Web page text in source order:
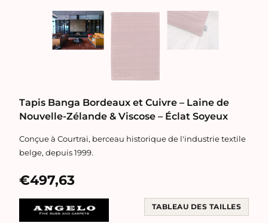
Tapis Banga Bordeaux et Cuivre – Laine de
Nouvelle-Zélande & Viscose – Éclat Soyeux
Conçue à Courtrai, berceau historique de l'industrie textile
belge, depuis 1999.
€497,63
TABLEAU DES TAILLES